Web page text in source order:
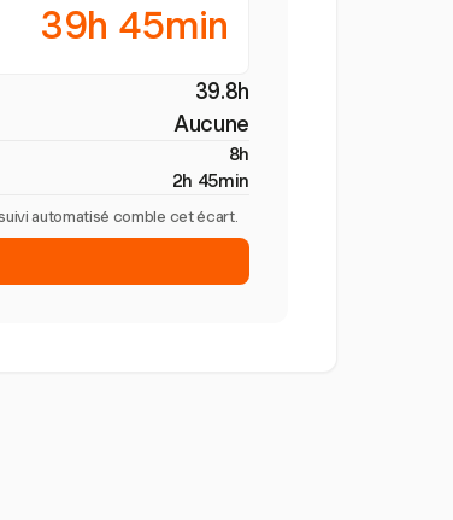
39h 45min
39.8h
Aucune
8h
2h 45min
automatisé comble cet écart.